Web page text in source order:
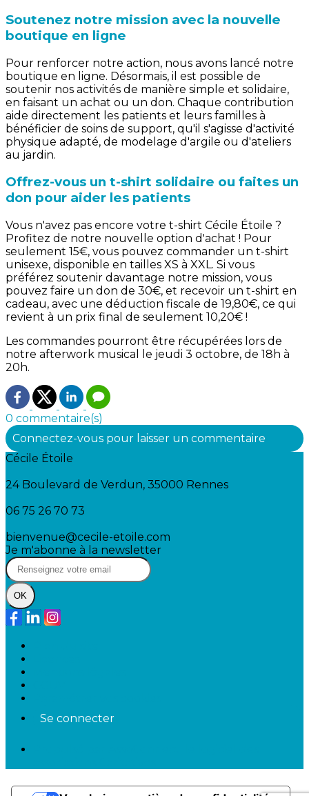
Soutenez notre mission avec la nouvelle
boutique en ligne
Pour renforcer notre action, nous avons lancé notre
boutique en ligne. Désormais, il est possible de
soutenir nos activités de manière simple et solidaire,
en faisant un achat ou un don. Chaque contribution
aide directement les patients et leurs familles à
bénéficier de soins de support, qu'il s'agisse d'activité
physique adapté, de modelage d'argile ou d'ateliers
au jardin.
Offrez-vous un t-shirt solidaire ou faites un
don pour aider les patients
Vous n'avez pas encore votre t-shirt Cécile Étoile ?
Profitez de notre nouvelle option d'achat ! Pour
seulement 15€, vous pouvez commander un t-shirt
unisexe, disponible en tailles XS à XXL. Si vous
préférez soutenir davantage notre mission, vous
pouvez faire un don de 30€, et recevoir un t-shirt en
cadeau, avec une déduction fiscale de 19,80€, ce qui
revient à un prix final de seulement 10,20€ !
Les commandes pourront être récupérées lors de
notre afterwork musical le jeudi 3 octobre, de 18h à
20h.
0 commentaire(s)
Connectez-vous pour laisser un commentaire
Cécile Étoile
24 Boulevard de Verdun, 35000 Rennes
06 75 26 70 73
bienvenue@cecile-etoile.com
Je m'abonne à la newsletter
OK
Se connecter